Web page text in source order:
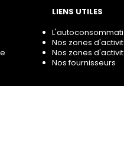
LIENS UTILES
Nos zones
Nos zones
Nos fournisseurs